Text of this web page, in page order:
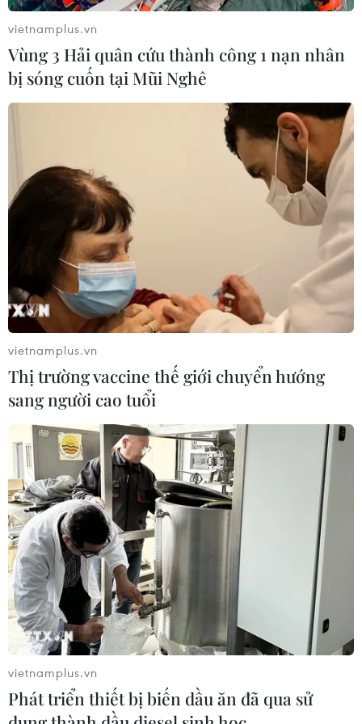
vietnamplus.vn
Vùng 3 Hải quân cứu thành công 1 nạn nhân
bị sóng cuốn tại Mũi Nghê
vietnamplus.vn
Thị trường vaccine thế giới chuyển hướng
sang người cao tuổi
vietnamplus.vn
Phát triển thiết bị biến dầu ăn đã qua sử